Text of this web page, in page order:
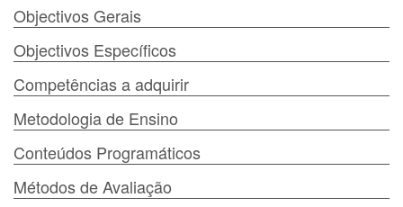
Objectivos Gerais
Objectivos Específicos
Competências a adquirir
Metodologia de Ensino
Conteúdos Programáticos
Métodos de Avaliação